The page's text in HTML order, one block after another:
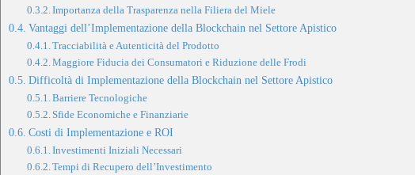
Importanza della Trasparenza nella Filiera del Miele
Vantaggi dell’Implementazione della Blockchain nel Settore Apistico
Tracciabilità e Autenticità del Prodotto
Maggiore Fiducia dei Consumatori e Riduzione delle Frodi
Difficoltà di Implementazione della Blockchain nel Settore Apistico
Barriere Tecnologiche
Sfide Economiche e Finanziarie
Costi di Implementazione e ROI
Investimenti Iniziali Necessari
Tempi di Recupero dell’Investimento